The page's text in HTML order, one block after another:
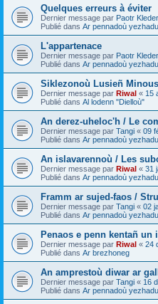
Quelques erreurs à éviter
Dernier message par Paotr Kleder
Publié dans Ar pennadoù
L'appartenace
Dernier message par Paotr Kleder
Publié dans Ar pennadoù
Siklezonoù Lusieñ Minous
Dernier message par Riwal « 15
Publié dans Al lodenn "Dielloù"
An derez-uheloc'h / Le
Dernier message par Tangi « 09
Publié dans Ar pennadoù
An islavarennoù / Les
Dernier message par Riwal « 31
Publié dans Ar pennadoù
Framm ar sujed-faos /
Dernier message par Tangi « 02
Publié dans Ar pennadoù
Penaos e penn kentañ un
Dernier message par Riwal « 24
Publié dans Ar brezhoneg
An amprestoù diwar ar
Dernier message par Tangi « 16
Publié dans Ar pennadoù